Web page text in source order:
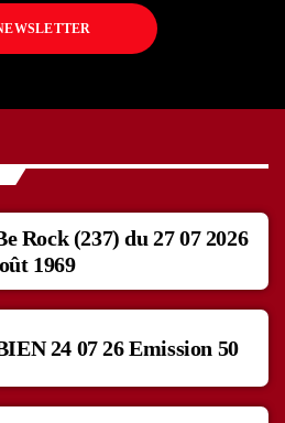
Rock (237) du 27 07 2026
1969
24 07 26 Emission 50